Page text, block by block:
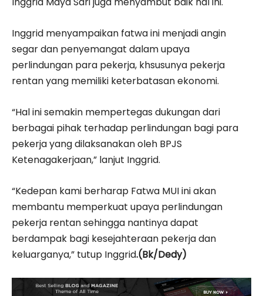
Inggrid menyampaikan fatwa ini menjadi angin
segar dan penyemangat dalam upaya
perlindungan para pekerja, khsusunya pekerja
rentan yang memiliki keterbatasan ekonomi.
“Hal ini semakin mempertegas dukungan dari
berbagai pihak terhadap perlindungan bagi para
pekerja yang dilaksanakan oleh BPJS
Ketenagakerjaan,” lanjut Inggrid.
“Kedepan kami berharap Fatwa MUI ini akan
membantu memperkuat upaya perlindungan
pekerja rentan sehingga nantinya dapat
berdampak bagi kesejahteraan pekerja dan
keluarganya,” tutup Inggrid.(Bk/Dedy)